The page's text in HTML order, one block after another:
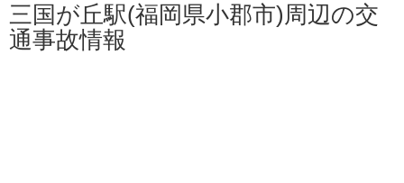
三国が丘駅(福岡県小郡市)周辺の交
通事故情報